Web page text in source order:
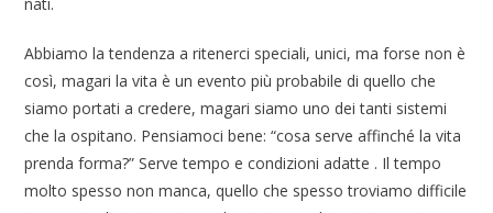
Abbiamo la tendenza a ritenerci speciali, unici, ma forse non è
così, magari la vita è un evento più probabile di quello che
siamo portati a credere, magari siamo uno dei tanti sistemi
che la ospitano. Pensiamoci bene: “cosa serve affinché la vita
prenda forma?” Serve tempo e condizioni adatte . Il tempo
molto spesso non manca, quello che spesso troviamo difficile